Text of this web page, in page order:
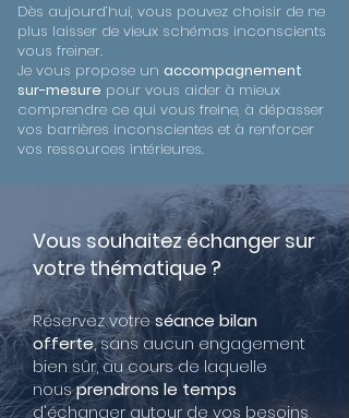
Dès aujourd’hui, vous pouvez choisir de ne
plus laisser de vieux schémas inconscients
vous freiner.
Je vous propose un accompagnement
sur-mesure pour vous aider à mieux
comprendre ce qui vous freine, à dépasser
vos barrières inconscientes et à renforcer
vos ressources intérieures.
Vous souhaitez échanger sur
votre thématique ?
Réservez votreséance bilan
offerte, sans aucun engagement
bien sûr, au cours de laquelle
nousprendrons le temps
d'échanger autour de vos besoins,